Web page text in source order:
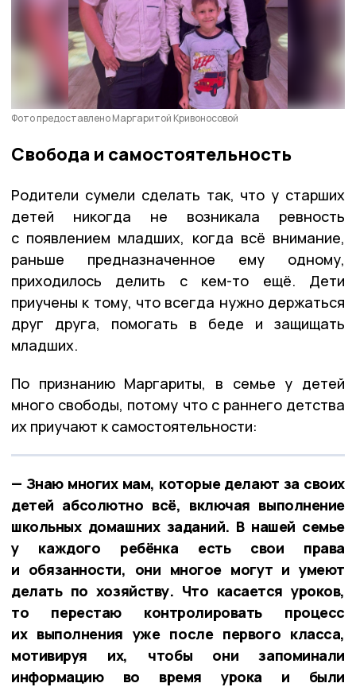
Фото предоставлено Маргаритой Кривоносовой
Свобода и самостоятельность
Родители сумели сделать так, что у старших
детей никогда не возникала ревность
с появлением младших, когда всё внимание,
раньше предназначенное ему одному,
приходилось делить с кем-то ещё. Дети
приучены к тому, что всегда нужно держаться
друг друга, помогать в беде и защищать
младших.
По признанию Маргариты, в семье у детей
много свободы, потому что с раннего детства
их приучают к самостоятельности:
— Знаю многих мам, которые делают за своих
детей абсолютно всё, включая выполнение
школьных домашних заданий. В нашей семье
у каждого ребёнка есть свои права
и обязанности, они многое могут и умеют
делать по хозяйству. Что касается уроков,
то перестаю контролировать процесс
их выполнения уже после первого класса,
мотивируя их, чтобы они запоминали
информацию во время урока и были